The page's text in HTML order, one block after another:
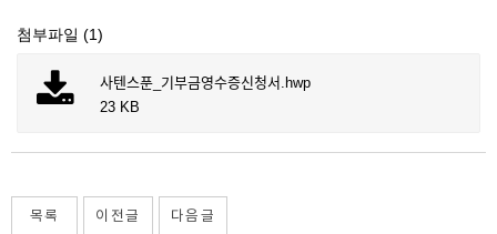
첨부파일 (1)
사텐스푼_기부금영수증신청서.hwp
23 KB
목록 이전글 다음글